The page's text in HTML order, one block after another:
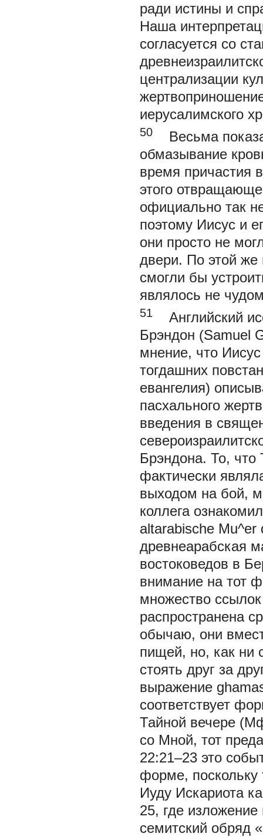
ради истины и
Наша
согласуется со
централизации
иерусалимского
50
Весьма
обмазывание
время причастия
этого
официально так
поэтому Иисус и
они просто не
двери. По этой же
смогли бы
являлось не
51
Английский
Брэндон (Samuel
мнение, что
тогдашних
евангелия)
пасхального
введения в
Брэндона. То, что
фактически
выходом на бой,
коллега
altarabische Mu^er
древнеарабская
востоковедов в
внимание на тот
множество
распространена
обычаю, они
пищей, но, как ни
стоять друг за
выражение
соответствует
Тайной вечере
со Мной, тот
22:21–23 это
форме, поскольку
Иуду Искариота
25, где
семитский обряд